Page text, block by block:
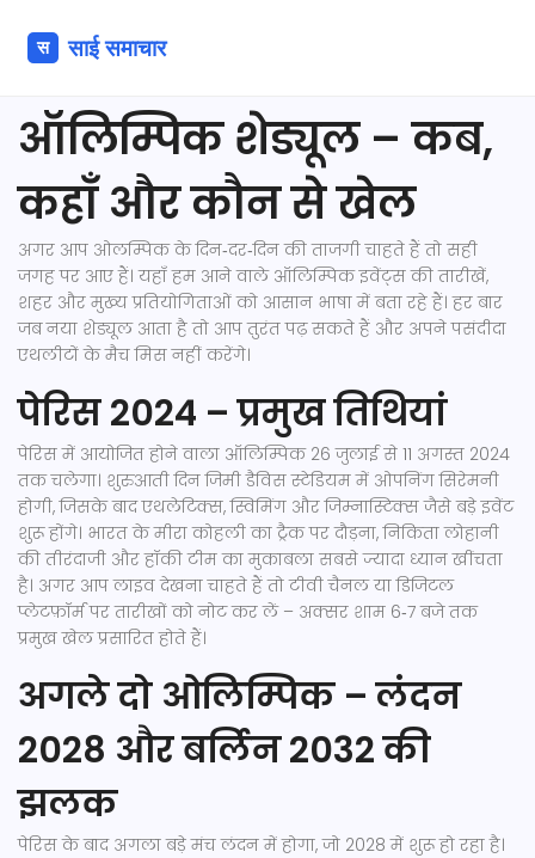
ऑलिम्पिक शेड्यूल – कब,
कहाँ और कौन से खेल
अगर आप ओलम्पिक के दिन‑दर‑दिन की ताजगी चाहते हैं तो सही
जगह पर आए हैं। यहाँ हम आने वाले ऑलिम्पिक इवेंट्स की तारीखें,
शहर और मुख्य प्रतियोगिताओं को आसान भाषा में बता रहे हैं। हर बार
जब नया शेड्यूल आता है तो आप तुरंत पढ़ सकते हैं और अपने पसंदीदा
एथलीटों के मैच मिस नहीं करेंगे।
पेरिस 2024 – प्रमुख तिथियां
पेरिस में आयोजित होने वाला ऑलिम्पिक 26 जुलाई से 11 अगस्त 2024
तक चलेगा। शुरुआती दिन जिमी डैविस स्टेडियम में ओपनिंग सिरेमनी
होगी, जिसके बाद एथलेटिक्स, स्विमिंग और जिम्नास्टिक्स जैसे बड़े इवेंट
शुरू होंगे। भारत के मीरा कोहली का ट्रैक पर दौड़ना, निकिता लोहानी
की तीरंदाजी और हॉकी टीम का मुकाबला सबसे ज्यादा ध्यान खींचता
है। अगर आप लाइव देखना चाहते हैं तो टीवी चैनल या डिजिटल
प्लेटफ़ॉर्म पर तारीखों को नोट कर लें – अक्सर शाम 6‑7 बजे तक
प्रमुख खेल प्रसारित होते हैं।
अगले दो ओलिम्पिक – लंदन
2028 और बर्लिन 2032 की
झलक
पेरिस के बाद अगला बड़े मंच लंदन में होगा, जो 2028 में शुरू हो रहा है।